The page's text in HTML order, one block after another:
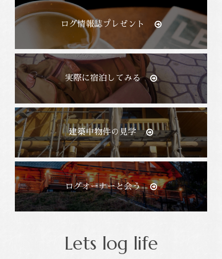
ログ情報誌プレゼント
実際に宿泊してみる
建築中物件の見学
ログオーナーと会う
Lets log life